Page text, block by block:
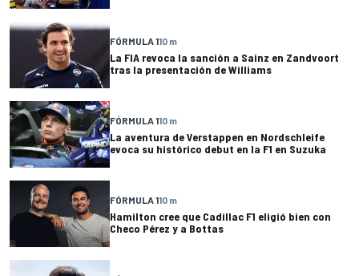
FÓRMULA 110 m
La FIA revoca la sanción a Sainz en Zandvoort
tras la presentación de Williams
FÓRMULA 110 m
La aventura de Verstappen en Nordschleife
evoca su histórico debut en la F1 en Suzuka
FÓRMULA 110 m
Hamilton cree que Cadillac F1 eligió bien con
Checo Pérez y a Bottas